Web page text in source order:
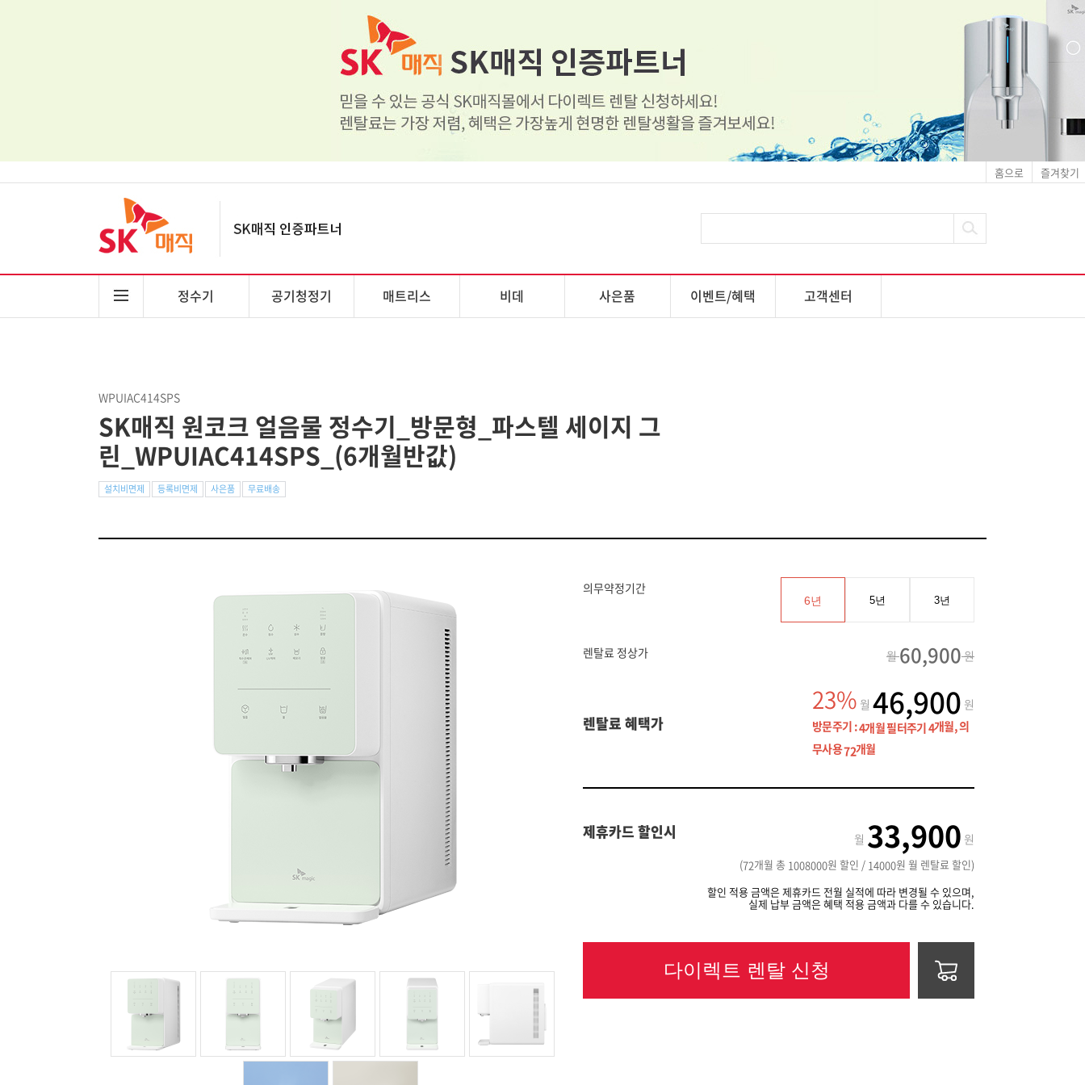
즐겨찾기
홈으로
정수기 공기청정기 매트리스 비데 사은품 이벤트/혜택 고객센터
WPUIAC414SPS
SK매직 원코크 얼음물 정수기_방문형_파스텔 세이지 그
린_WPUIAC414SPS_(6개월반값)
설치비면제 등록비면제 사은품 무료배송
의무약정기간
6년 5년 3년
렌탈료 정상가 월60,900원
렌탈료 혜택가
23% 월 46,900 원
방문주기 :4개월 필터주기 4개월, 의
무사용72개월
제휴카드 할인시 월 33,900 원
(72개월 총 1008000원 할인 / 14000원 월 렌탈료 할인)
할인 적용 금액은 제휴카드 전월 실적에 따라 변경될 수 있으며,
실제 납부 금액은 혜택 적용 금액과 다를 수 있습니다.
다이렉트 렌탈 신청